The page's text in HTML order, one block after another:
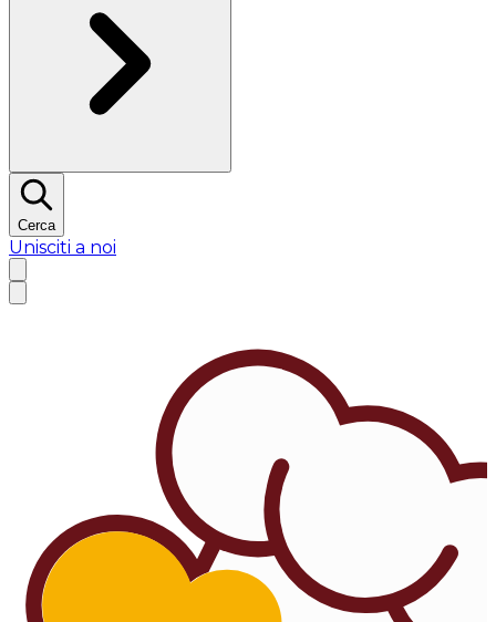
Cerca
Unisciti a noi